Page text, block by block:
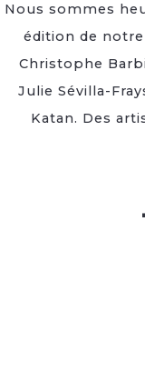
Nous sommes
édition de notre
Christophe
Julie Sévilla-
Katan. Des